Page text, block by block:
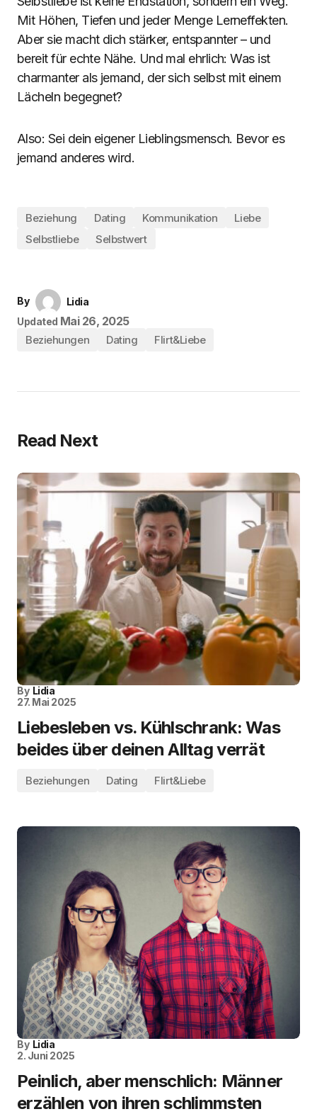
Mit Höhen, Tiefen und jeder Menge Lerneffekten.
Aber sie macht dich stärker, entspannter – und
bereit für echte Nähe. Und mal ehrlich: Was ist
charmanter als jemand, der sich selbst mit einem
Lächeln begegnet?
Also: Sei dein eigener Lieblingsmensch. Bevor es
jemand anderes wird.
Beziehung Dating Kommunikation
Liebe
Selbstliebe
Selbstwert
By
Lidia
Updated Mai 26, 2025
Beziehungen Dating Flirt&Liebe
Read Next
By Lidia
27. Mai 2025
Liebesleben vs. Kühlschrank: Was
beides über deinen Alltag verrät
Beziehungen Dating Flirt&Liebe
By Lidia
2. Juni 2025
Peinlich, aber menschlich: Männer
erzählen von ihren schlimmsten